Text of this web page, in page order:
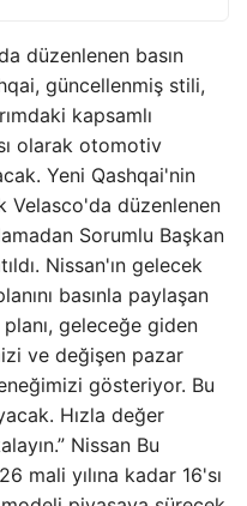
düzenlenen basın
güncellenmiş stili,
kapsamlı
olarak otomotiv
Yeni Qashqai'nin
Velasco'da düzenlenen
Sorumlu Başkan
Nissan'ın gelecek
basınla paylaşan
geleceğe giden
ve değişen pazar
gösteriyor. Bu
Hızla değer
Nissan Bu
mali yılına kadar 16'sı